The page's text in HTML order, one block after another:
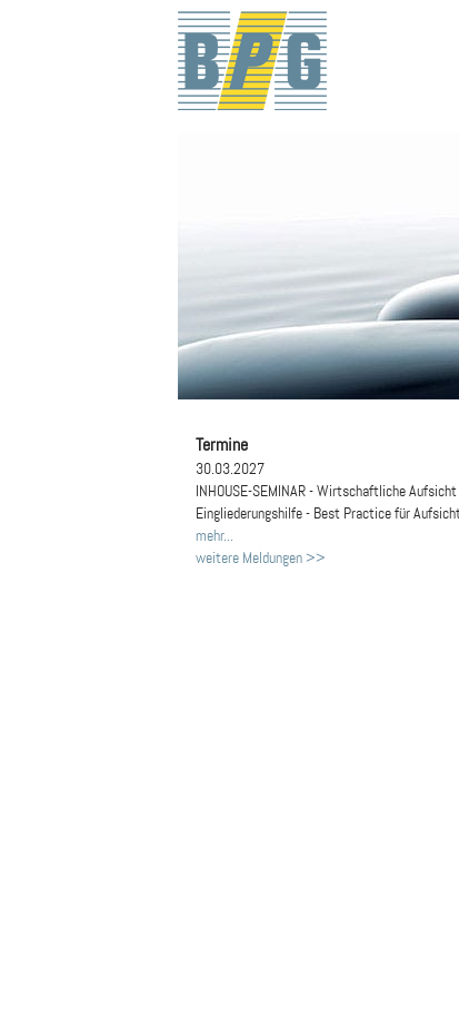
Termine
30.03.2027
INHOUSE-SEMINAR - Wirtschaftliche
Eingliederungshilfe - Best Practice für
mehr...
weitere Meldungen